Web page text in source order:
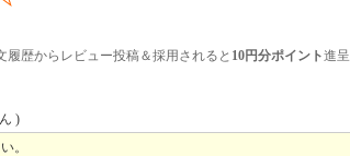
履歴からレビュー投稿＆採用されると 10円分ポイント進呈
)
。